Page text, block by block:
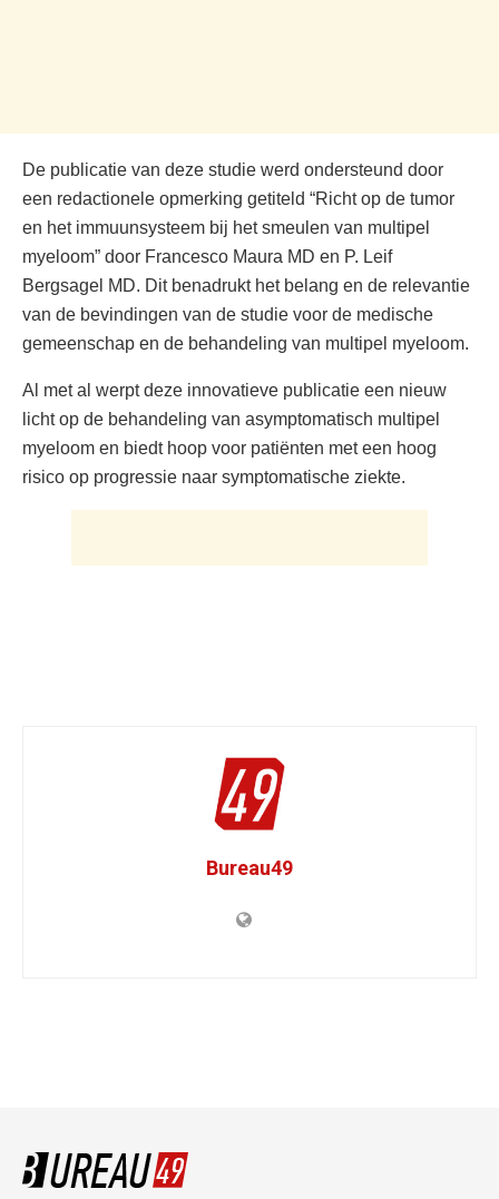
De publicatie van deze studie werd ondersteund door
een redactionele opmerking getiteld “Richt op de tumor
en het immuunsysteem bij het smeulen van multipel
myeloom” door Francesco Maura MD en P. Leif
Bergsagel MD. Dit benadrukt het belang en de relevantie
van de bevindingen van de studie voor de medische
gemeenschap en de behandeling van multipel myeloom.
Al met al werpt deze innovatieve publicatie een nieuw
licht op de behandeling van asymptomatisch multipel
myeloom en biedt hoop voor patiënten met een hoog
risico op progressie naar symptomatische ziekte.
Bureau49